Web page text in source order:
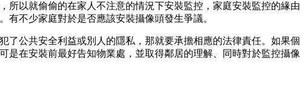
以就偷偷的在家人不注意的情況下安裝監控，家庭安裝監控的緣由
不少家庭對於是否應該安裝攝像頭發生爭議。
公共安全利益或別人的隱私，那就要承擔相應的法律責任。如果個
是在安裝前最好告知物業處，並取得鄰居的理解、同時對於監控攝像